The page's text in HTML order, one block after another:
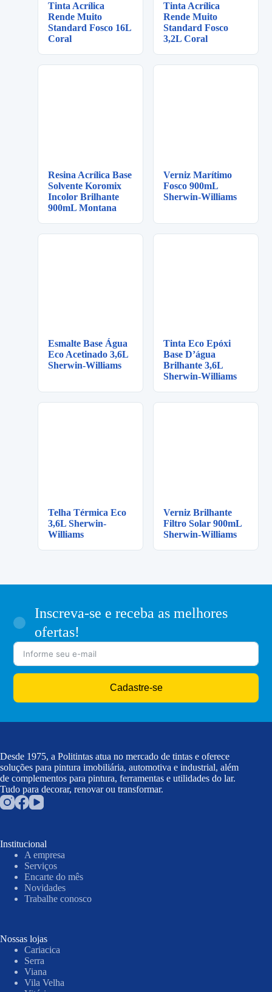
Tinta Acrílica
Rende Muito
Standard Fosco 16L
Coral
Tinta Acrílica
Rende Muito
Standard Fosco
3,2L Coral
Resina Acrílica Base
Solvente Koromix
Incolor Brilhante
900mL Montana
Verniz Marítimo
Fosco 900mL
Sherwin-Williams
Esmalte Base Água
Eco Acetinado 3,6L
Sherwin-Williams
Tinta Eco Epóxi
Base D’água
Brilhante 3,6L
Sherwin-Williams
Telha Térmica Eco
3,6L Sherwin-
Williams
Verniz Brilhante
Filtro Solar 900mL
Sherwin-Williams
Inscreva-se e receba as melhores
ofertas!
Cadastre-se
Desde 1975, a Politintas atua no mercado de tintas e oferece
soluções para pintura imobiliária, automotiva e industrial, além
de complementos para pintura, ferramentas e utilidades do lar.
Tudo para decorar, renovar ou transformar.
Institucional
A empresa
Serviços
Encarte do mês
Novidades
Trabalhe conosco
Nossas lojas
Cariacica
Serra
Viana
Vila Velha